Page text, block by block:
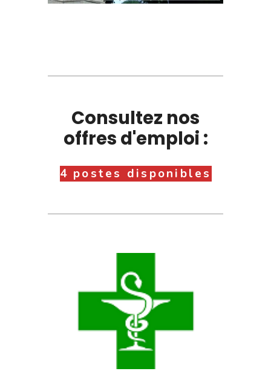
Consultez nos
offres d'emploi :
4 postes disponibles